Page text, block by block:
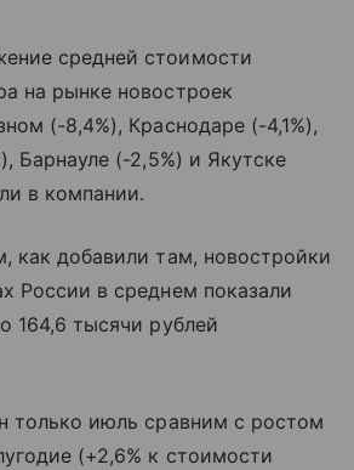
средней стоимости
на рынке новостроек
(-8,4%), Краснодаре (-4,1%),
Барнауле (-2,5%) и Якутске
в компании.
как добавили там, новостройки
России в среднем показали
164,6 тысячи рублей
только июль сравним с ростом
(+2,6% к стоимости